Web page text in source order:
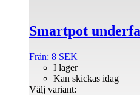
Smartpot
Från: 8 SEK
I lager
Kan skickas idag
Välj variant:
kan
väljas
produktsidan